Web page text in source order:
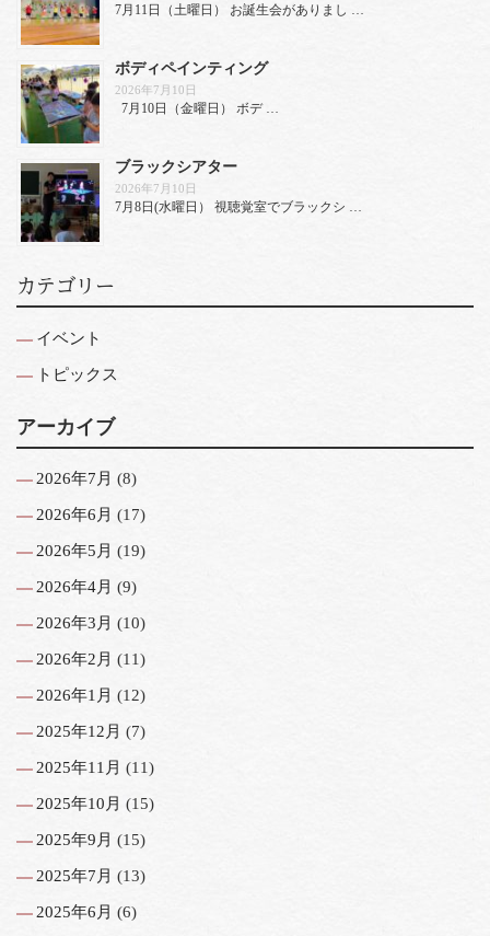
7月11日（土曜日） お誕生会がありまし …
ボディペインティング
2026年7月10日
7月10日（金曜日） ボデ …
ブラックシアター
2026年7月10日
7月8日(水曜日） 視聴覚室でブラックシ …
カテゴリー
イベント
トピックス
アーカイブ
2026年7月 (8)
2026年6月 (17)
2026年5月 (19)
2026年4月 (9)
2026年3月 (10)
2026年2月 (11)
2026年1月 (12)
2025年12月 (7)
2025年11月 (11)
2025年10月 (15)
2025年9月 (15)
2025年7月 (13)
2025年6月 (6)